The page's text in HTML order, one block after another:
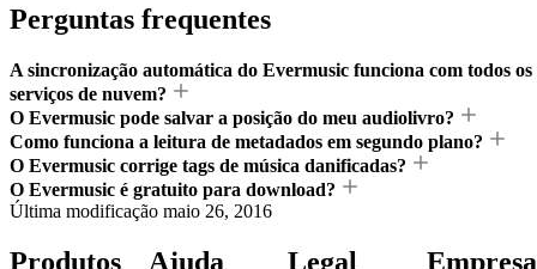
Perguntas frequentes
A sincronização automática do Evermusic funciona com todos os
serviços de nuvem?
O Evermusic pode salvar a posição do meu audiolivro?
Como funciona a leitura de metadados em segundo plano?
O Evermusic corrige tags de música danificadas?
O Evermusic é gratuito para download?
Última modificação maio 26, 2016
Produtos Ajuda Legal Empresa